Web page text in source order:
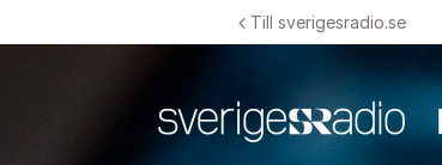
Till sverigesradio.se